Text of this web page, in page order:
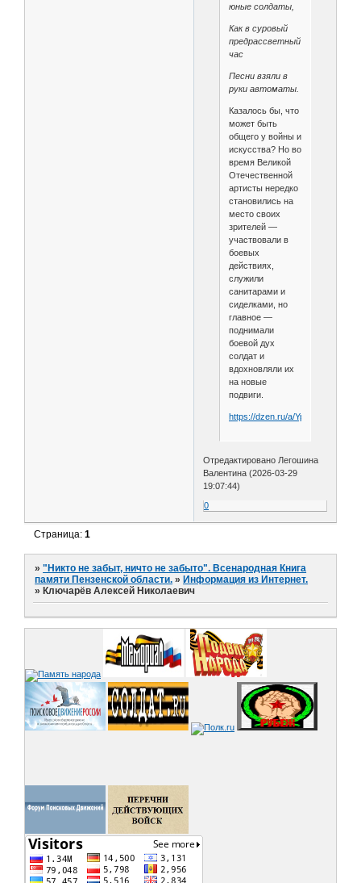
юные солдаты,
Как в суровый
предрассветный
час
Песни взяли в
руки автоматы.
Казалось бы, что
может быть
общего у войны и
искусства? Но во
время Великой
Отечественной
артисты нередко
становились на
место своих
зрителей —
участвовали в
боевых
действиях,
служили
санитарами и
сиделками, но
главное —
поднимали
боевой дух
солдат и
вдохновляли их
на новые
подвиги.
https://dzen.ru/a/
Отредактировано Легошина
Валентина (2026-03-29
19:07:44)
0
Страница:1
»"Никто не забыт, ничто не забыто". Всенародная Книга
памяти Пензенской области. »Информация из Интернет.
»Ключарёв Алексей Николаевич